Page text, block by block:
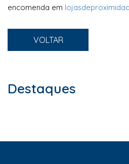
encomenda em
VOLTAR
Destaques